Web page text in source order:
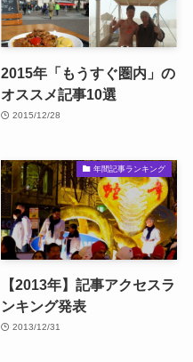
2015年「もうすぐ圏内」の
オススメ記事10選
2015/12/28
年間記事ランキング
【2013年】記事アクセスラ
ンキング発表
2013/12/31